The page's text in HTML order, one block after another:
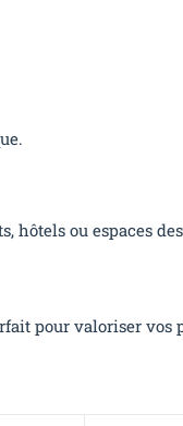
hôtels ou espaces
pour valoriser vos